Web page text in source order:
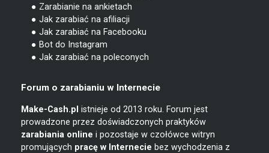
● Zarabianie na ankietach
● Jak zarabiać na afiliacji
● Jak zarabiać na Facebooku
● Bot do Instagram
● Jak zarabiać na poleconych
Forum o zarabianiu w Internecie
Make-Cash.pl istnieje od 2013 roku. Forum jest
prowadzone przez doświadczonych praktyków
zarabiania online i pozostaje w czołówce witryn
promujących pracę w Internecie bez wychodzenia z